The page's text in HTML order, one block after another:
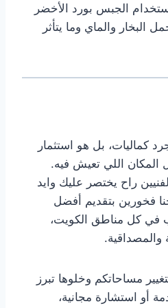
الجبس بورد الأخضر
البخار والماي وما يتأثر
كماليات، بل هو استثمار
المكان اللي تعيش فيه.
راح يختصر عليك وايد
فخورين بتقديم أفضل
في كل مناطق الكويت،
والمصداقية.
مساحاتكم وخلوها تبرز
أو استشارة مجانية،